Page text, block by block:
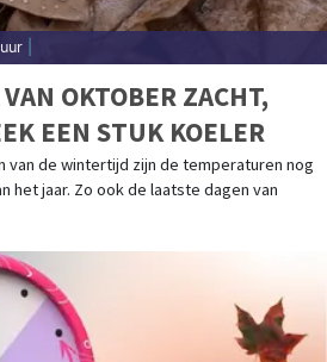
OKTOBER ZACHT,
EEN STUK KOELER
van de wintertijd zijn de temperaturen nog
het jaar. Zo ook de laatste dagen van